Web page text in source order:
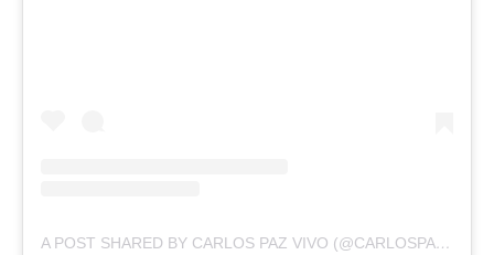
A POST SHARED BY CARLOS PAZ VIVO (@CARLOSPAZVIVO)